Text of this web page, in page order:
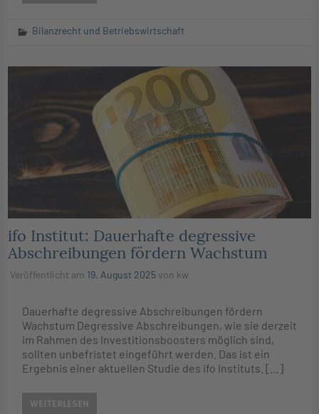
Bilanzrecht und Betriebswirtschaft
ifo Institut: Dauerhafte degressive
Abschreibungen fördern Wachstum
Veröffentlicht am 19. August 2025von kw
Dauerhafte degressive Abschreibungen fördern
Wachstum Degressive Abschreibungen, wie sie derzeit
im Rahmen des Investitionsboosters möglich sind,
sollten unbefristet eingeführt werden. Das ist ein
Ergebnis einer aktuellen Studie des ifo Instituts. […]
WEITERLESEN